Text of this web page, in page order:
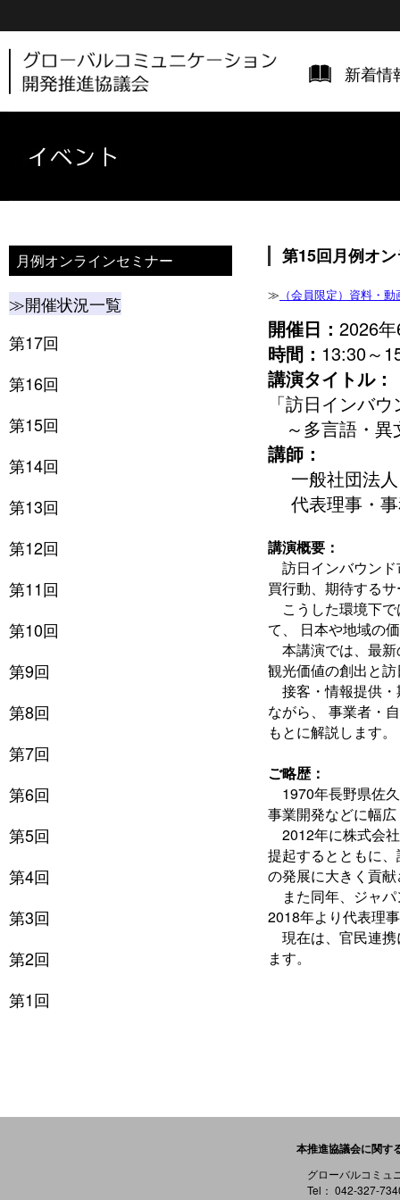
新着情
第15回月例オ
≫ （会員限定）資料・
開催日： 2026
時間： 13:30～
講演タイトル：
「訪日インバ
～多言語・異
講師：
一般社団法人
代表理事・事
講演概要：
訪日インバウンド
買行動、期待する
こうした環境下で
て、 日本や地域の
本講演では、最新
観光価値の創出と
接客・情報提供・
ながら、 事業者・
もとに解説します。
ご略歴：
1970年長野県佐
事業開発などに幅
2012年に株式会
提起するとともに
の発展に大きく貢
また同年、ジャパ
2018年より代表理
現在は、官民連携
ます。
月例オンラインセミナー
≫開催状況一覧
第17回
第16回
第15回
第14回
第13回
第12回
第11回
第10回
第9回
第8回
第7回
第6回
第5回
第4回
第3回
第2回
第1回
本推進協議会に関す
グローバルコミ
Tel： 042-327-